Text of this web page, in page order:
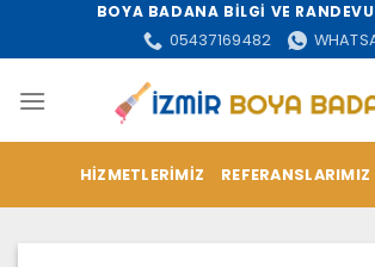
BOYA BADANA BİLGİ VE
05437169482
HIZMETLERIMIZ REFERANSLARIMIZ